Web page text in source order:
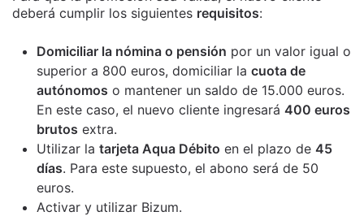
deberá cumplir los siguientes requisitos:
Domiciliar la nómina o pensión por un valor igual o
superior a 800 euros, domiciliar la cuota de
autónomos o mantener un saldo de 15.000 euros.
En este caso, el nuevo cliente ingresará 400 euros
brutos extra.
Utilizar la tarjeta Aqua Débito en el plazo de 45
días. Para este supuesto, el abono será de 50
euros.
Activar y utilizar Bizum.